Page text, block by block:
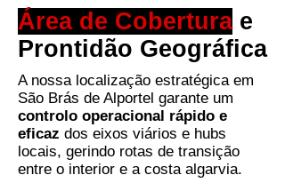
Área de Coberturae
Prontidão Geográfica
A nossa localização estratégica em
São Brás de Alportel garante um
controlo operacional rápido e
eficaz dos eixos viários e hubs
locais, gerindo rotas de transição
entre o interior e a costa algarvia.